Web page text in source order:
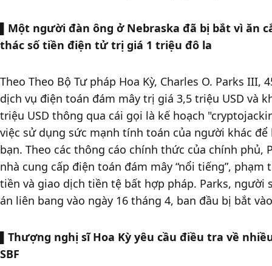
Một người đàn ông ở Nebraska đã bị bắt vì ăn
thác số tiền điện tử trị giá 1 triệu đô la
Theo Theo Bộ Tư pháp Hoa Kỳ, Charles O. Parks
dịch vụ điện toán đám mây trị giá 3,5 triệu USD và
triệu USD thông qua cái gọi là kế hoạch
việc sử dụng sức mạnh tính toán của người khác
bạn. Theo các thông cáo chính thức của chính phủ,
nhà cung cấp điện toán đám mây “nổi tiếng”,
tiền và giao dịch tiền tệ bất hợp pháp. Parks, người
án liên bang vào ngày 16 tháng 4, ban đầu bị bắt
Thượng nghị sĩ Hoa Kỳ yêu cầu điều tra về
SBF